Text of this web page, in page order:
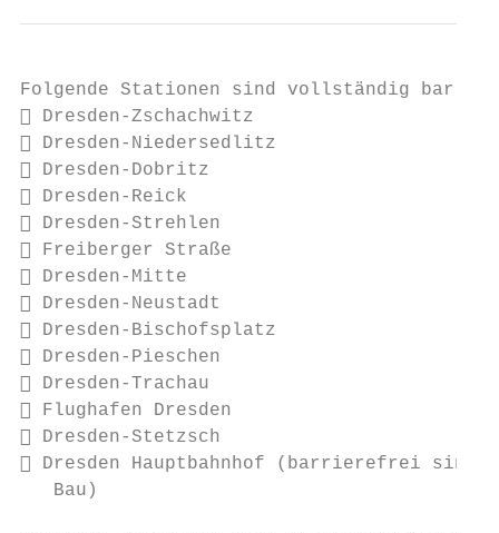
Folgende Stationen sind vollständig
 Dresden-Zschachwitz
 Dresden-Niedersedlitz
 Dresden-Dobritz
 Dresden-Reick
 Dresden-Strehlen
 Freiberger Straße
 Dresden-Mitte
 Dresden-Neustadt
 Dresden-Bischofsplatz
 Dresden-Pieschen
 Dresden-Trachau
 Flughafen Dresden
 Dresden-Stetzsch
 Dresden Hauptbahnhof (barrierefrei sind
   Bau)